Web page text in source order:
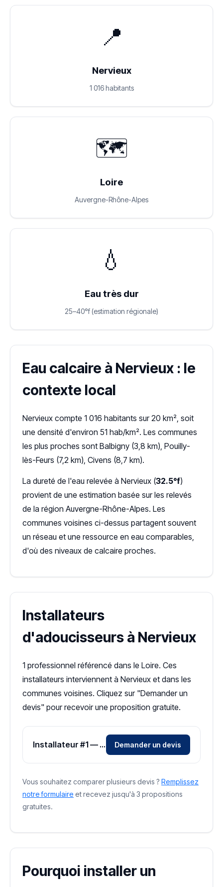
📍
Nervieux
1 016 habitants
🗺️
Loire
Auvergne-Rhône-Alpes
💧
Eau très dur
25–40°f (estimation régionale)
Eau calcaire à Nervieux : le
contexte local
Nervieux compte 1 016 habitants sur 20 km², soit
une densité d'environ 51 hab/km². Les communes
les plus proches sont Balbigny (3,8 km), Pouilly-
lès-Feurs (7,2 km), Civens (8,7 km).
La dureté de l'eau relevée à Nervieux (32.5°f)
provient de une estimation basée sur les relevés
de la région Auvergne-Rhône-Alpes. Les
communes voisines ci-dessus partagent souvent
un réseau et une ressource en eau comparables,
d'où des niveaux de calcaire proches.
Installateurs
d'adoucisseurs à Nervieux
1 professionnel référencé dans le Loire. Ces
installateurs interviennent à Nervieux et dans les
communes voisines. Cliquez sur "Demander un
devis" pour recevoir une proposition gratuite.
Installateur #1 — Zone Loire Demander un devis
Vous souhaitez comparer plusieurs devis ? Remplissez
notre formulaire et recevez jusqu'à 3 propositions
gratuites.
Pourquoi installer un